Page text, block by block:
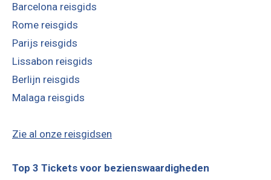
Barcelona reisgids
Rome reisgids
Parijs reisgids
Lissabon reisgids
Berlijn reisgids
Malaga reisgids
Zie al onze reisgidsen
Top 3 Tickets voor bezienswaardigheden